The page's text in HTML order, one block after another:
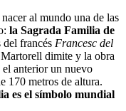
al mundo una de las
la Sagrada Familia de
francés Francesc del
dimite y la obra
anterior un nuevo
170 metros de altura.
es el símbolo mundial